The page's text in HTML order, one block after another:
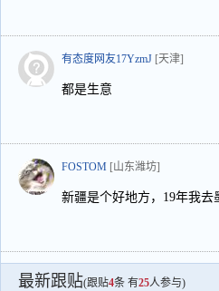
有态度网友17YzmJ [天津]
都是生意
FOSTOM [山东潍坊]
新疆是个好地方，19年我
最新跟贴(跟贴4条 有25人参与)